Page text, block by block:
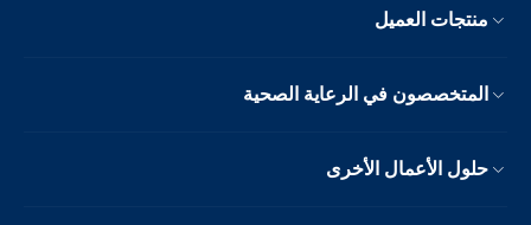
منتجات العميل
المتخصصون في الرعاية الصحية
حلول الأعمال الأخرى